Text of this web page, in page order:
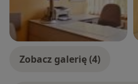
Zobacz galerię (4)